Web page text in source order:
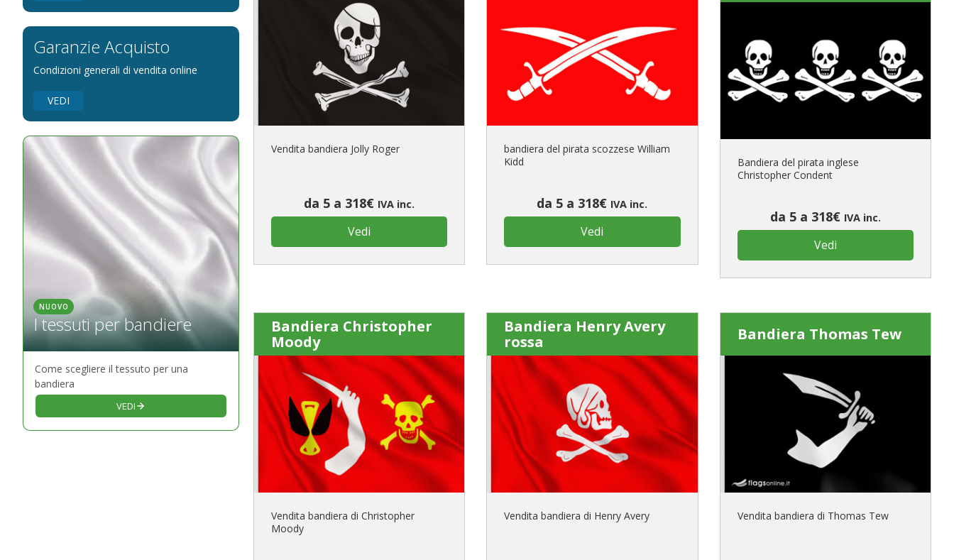
pennoni per bandiere
Garanzie Acquisto
Condizioni generali di vendita online
VEDI
NUOVO
I tessuti per bandiere
Come scegliere il tessuto per una
bandiera
VEDI
Vendita bandiera Jolly Roger
da 5 a 318€ IVA inc.
Vedi
bandiera del pirata scozzese William
Kidd
da 5 a 318€ IVA inc.
Vedi
Bandiera del pirata inglese
Christopher Condent
da 5 a 318€ IVA inc.
Vedi
Bandiera Christopher
Moody
Vendita bandiera di Christopher
Moody
Bandiera Henry Avery
rossa
Vendita bandiera di Henry Avery
Bandiera Thomas Tew
Vendita bandiera di Thomas Tew